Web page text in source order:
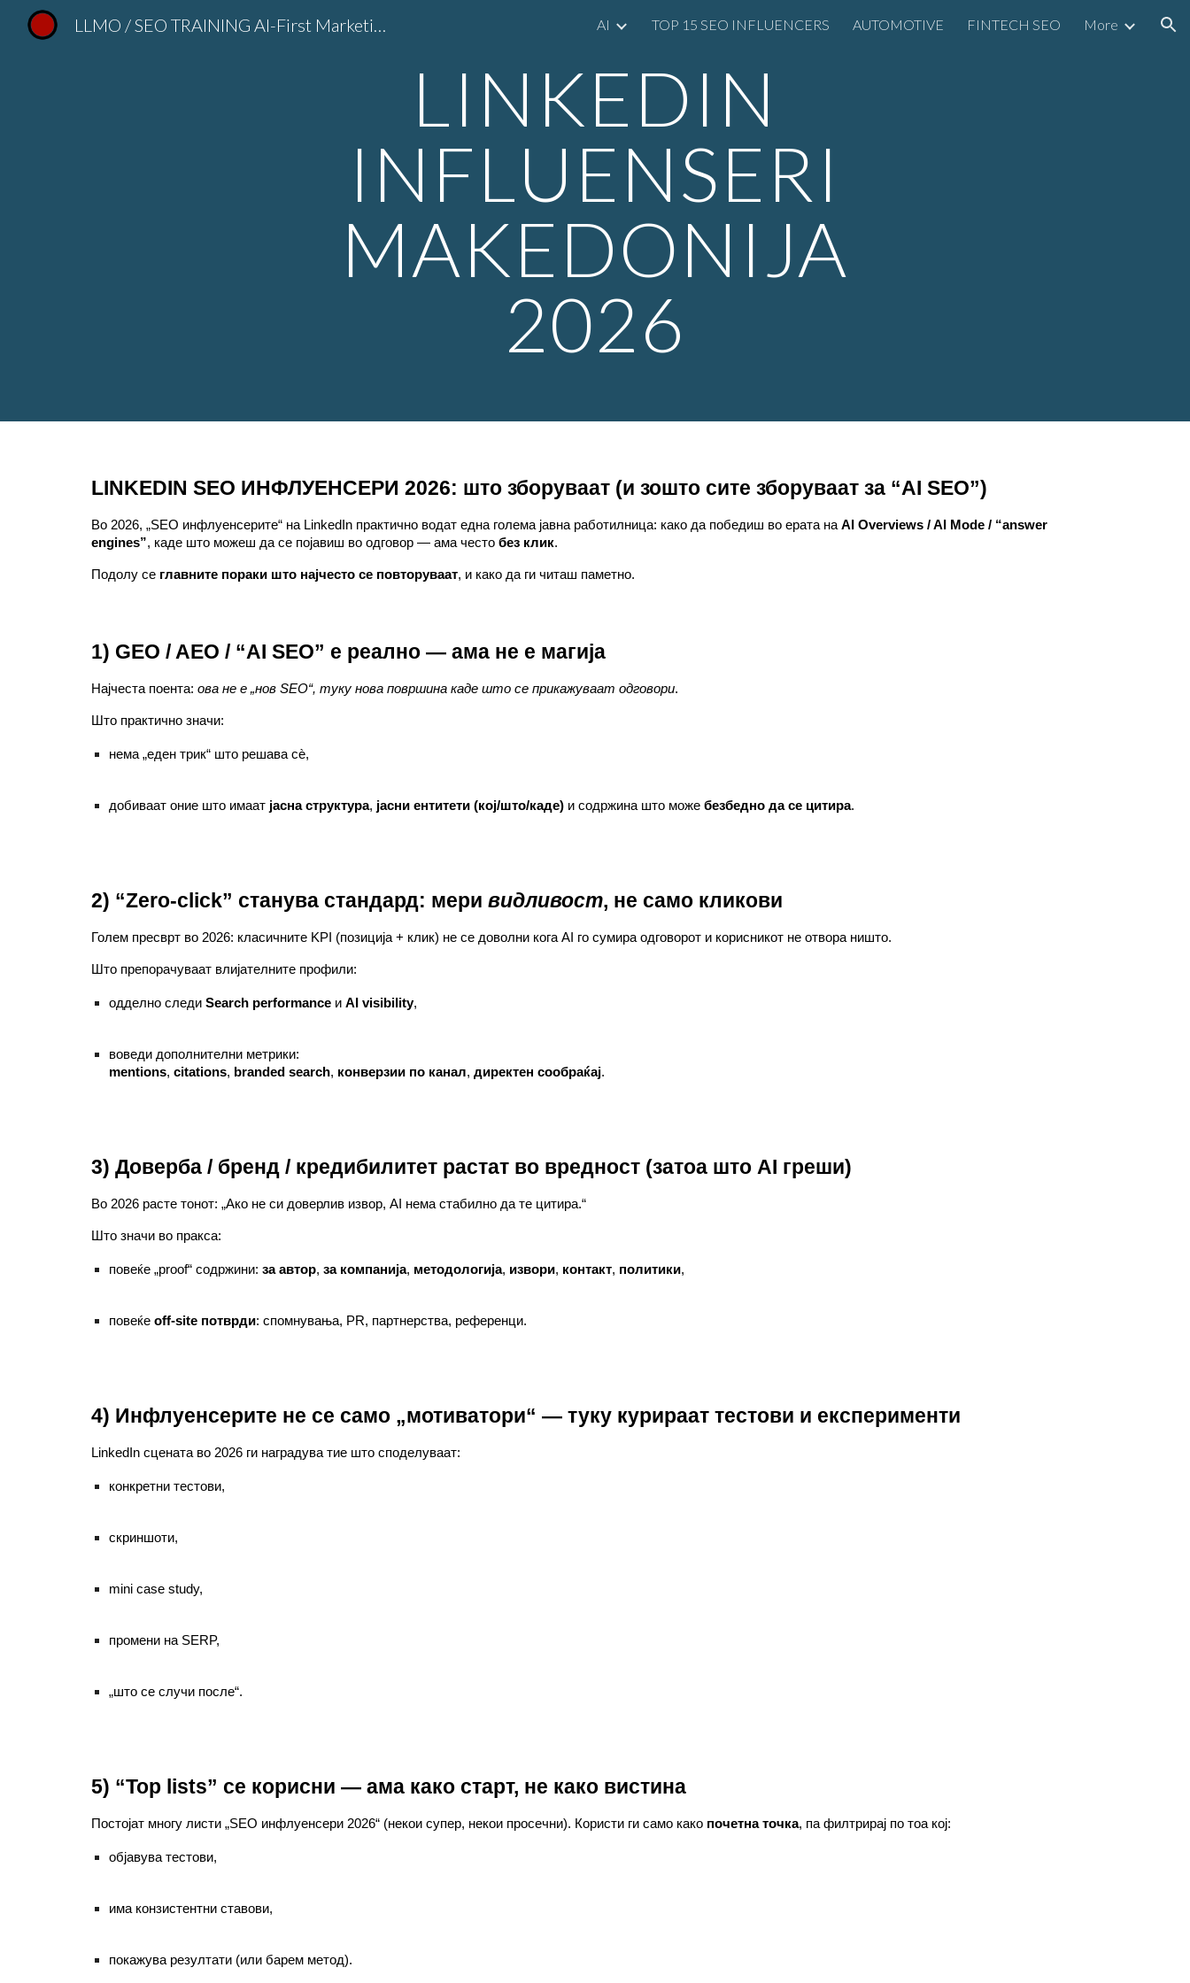
Skip to main content Skip to navigation
LLMO / SEO TRAINING AI-First Marketing Strategy 2026 AI TOP 15 SEO INFLUENCERS AUTOMOTIVE FINTECH SEO More
LINKEDIN
INFLUENSERI
MAKEDONIJA
2026
LINKEDIN SEO ИНФЛУЕНСЕРИ 2026: што зборуваат (и зошто сите зборуваат за “AI SEO”)
Во 2026, „SEO инфлуенсерите“ на LinkedIn практично водат една голема јавна работилница: како да победиш во ерата на AI Overviews / AI Mode / “answer
engines”, каде што можеш да се појавиш во одговор — ама често без клик.
Подолу се главните пораки што најчесто се повторуваат, и како да ги читаш паметно.
1) GEO / AEO / “AI SEO” е реално — ама не е магија
Најчеста поента: ова не е „нов SEO“, туку нова површина каде што се прикажуваат одговори.
Што практично значи:
нема „еден трик“ што решава сѐ,
добиваат оние што имаат јасна структура, јасни ентитети (кој/што/каде)и содржина што може безбедно да се цитира.
2) “Zero-click” станува стандард: мери видливост, не само кликови
Голем пресврт во 2026: класичните KPI (позиција + клик) не се доволни кога AI го сумира одговорот и корисникот не отвора ништо.
Што препорачуваат влијателните профили:
одделно следи Search performanceи AI visibility,
воведи дополнителни метрики:
mentions, citations, branded search, конверзии по канал, директен сообраќај.
3) Доверба / бренд / кредибилитет растат во вредност (затоа што AI греши)
Во 2026 расте тонот: „Ако не си доверлив извор, AI нема стабилно да те цитира.“
Што значи во пракса:
повеќе „proof“ содржини: за автор, за компанија, методологија, извори, контакт, политики,
повеќе off-site потврди: спомнувања, PR, партнерства, референци.
4) Инфлуенсерите не се само „мотиватори“ — туку курираат тестови и експерименти
LinkedIn сцената во 2026 ги наградува тие што споделуваат:
конкретни тестови,
скриншоти,
mini case study,
промени на SERP,
„што се случи после“.
5) “Top lists” се корисни — ама како старт, не како вистина
Постојат многу листи „SEO инфлуенсери 2026“ (некои супер, некои просечни). Користи ги само како почетна точка, па филтрирај по тоа кој:
објавува тестови,
има конзистентни ставови,
покажува резултати (или барем метод).